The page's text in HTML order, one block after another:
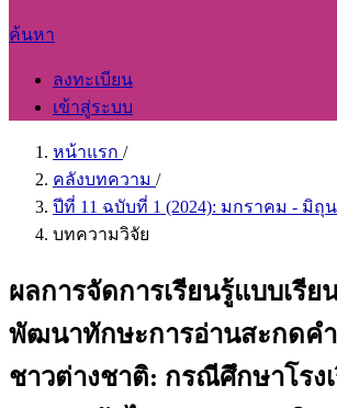
ค้นหา
ลงทะเบียน
เข้าสู่ระบบ
หน้าแรก /
คลังบทความ /
ปีที่ 11 ฉบับที่ 1 (2024): มกราคม - มิถุ
บทความวิจัย
ผลการจัดการเรียนรู้แบบเรีย
พัฒนาทักษะการอ่านสะกดคำ
ชาวต่างชาติ: กรณีศึกษาโรง